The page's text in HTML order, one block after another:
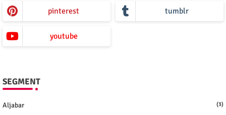
pinterest tumblr
youtube
SEGMENT
Aljabar (3)